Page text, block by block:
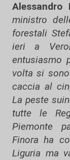
Alessandro
ministro
forestali
ieri a
entusiasmo
volta si sono
caccia al
La peste
tutte le
Piemonte
Finora ha
Liguria ma